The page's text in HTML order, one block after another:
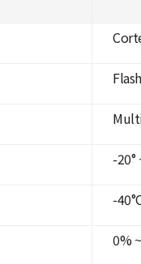
-20°
-
0%